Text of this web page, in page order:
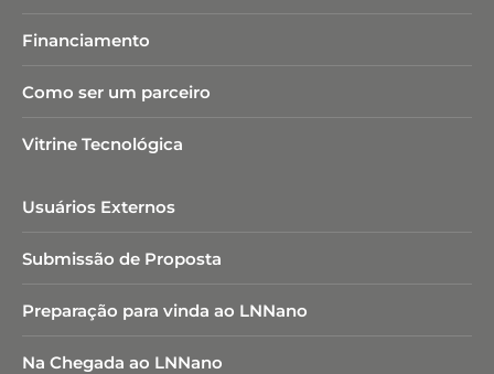
Financiamento
Como ser um parceiro
Vitrine Tecnológica
Usuários Externos
Submissão de Proposta
Preparação para vinda ao LNNano
Na Chegada ao LNNano